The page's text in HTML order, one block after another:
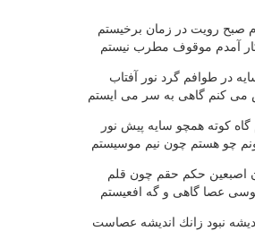
صبح رویت در زمان برخیستم
آمدم موقوف مطرب نیستم
در طوافم گرد نور آفتاب
كنم گاهی به سر می ایستم
گاه كوته همچو سایه پیش نور
چو هستم چون نیم موسیستم
اصبعین حكم حقم چون قلم
عصا گاهی و گه افعیستم
نبود زانك اندیشه عصاست